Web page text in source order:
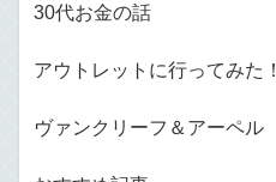
30代お金の話
アウトレットに行ってみた！
ヴァンクリーフ＆アーペル